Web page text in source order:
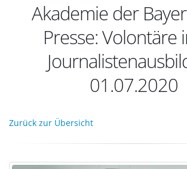
Akademie der
Presse: Volontäre
01.07.2020
Zurück zur Übersicht